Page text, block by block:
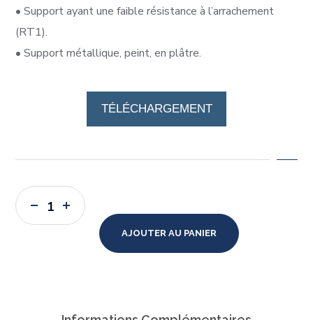
• Support ayant une faible résistance à l’arrachement
(RT1).
• Support métallique, peint, en plâtre.
TÉLÉCHARGEMENT
LIKA FINA
Fiche Technique
AJOUTER AU PANIER